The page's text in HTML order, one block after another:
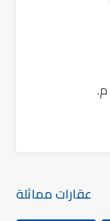
عقارات مماثلة